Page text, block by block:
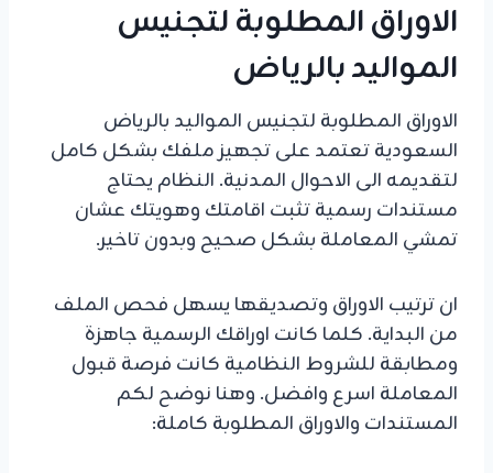
الاوراق المطلوبة لتجنيس
المواليد بالرياض
الاوراق المطلوبة لتجنيس المواليد بالرياض
السعودية تعتمد على تجهيز ملفك بشكل كامل
لتقديمه الى الاحوال المدنية. النظام يحتاج
مستندات رسمية تثبت اقامتك وهويتك عشان
تمشي المعاملة بشكل صحيح وبدون تاخير.
ان ترتيب الاوراق وتصديقها يسهل فحص الملف
من البداية. كلما كانت اوراقك الرسمية جاهزة
ومطابقة للشروط النظامية كانت فرصة قبول
المعاملة اسرع وافضل. وهنا نوضح لكم
المستندات والاوراق المطلوبة كاملة: